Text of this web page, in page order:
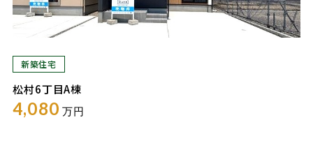
新築住宅
松村6丁目A棟
4,080 万円